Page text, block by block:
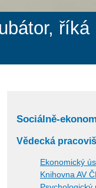
říká
Sociálně-
Vědecká
Ekonomický
Knihovna AV